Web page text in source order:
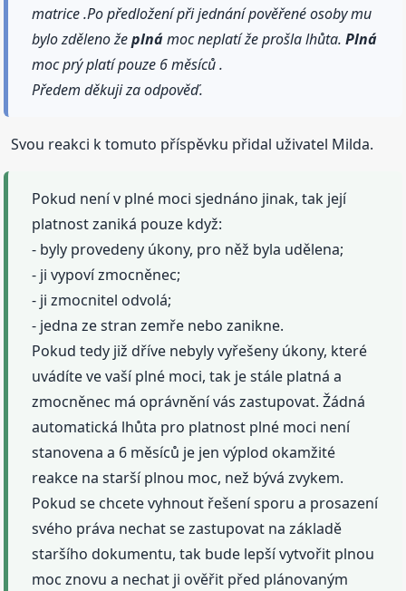
matrice .Po předložení při jednání pověřené osoby mu
bylo zděleno žeplnámoc neplatí že prošla lhůta.Plná
moc prý platí pouze 6 měsíců .
Předem děkuji za odpověď.
Svou reakci k tomuto příspěvku přidal uživatel Milda.
Pokud není v plné moci sjednáno jinak, tak její
platnost zaniká pouze když:
- byly provedeny úkony, pro něž byla udělena;
- ji vypoví zmocněnec;
- ji zmocnitel odvolá;
- jedna ze stran zemře nebo zanikne.
Pokud tedy již dříve nebyly vyřešeny úkony, které
uvádíte ve vaší plné moci, tak je stále platná a
zmocněnec má oprávnění vás zastupovat. Žádná
automatická lhůta pro platnost plné moci není
stanovena a 6 měsíců je jen výplod okamžité
reakce na starší plnou moc, než bývá zvykem.
Pokud se chcete vyhnout řešení sporu a prosazení
svého práva nechat se zastupovat na základě
staršího dokumentu, tak bude lepší vytvořit plnou
moc znovu a nechat ji ověřit před plánovaným